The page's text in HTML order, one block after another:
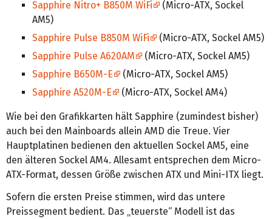
Sapphire Nitro+ B850M WiFi
(Micro-ATX, Sockel
AM5)
Sapphire Pulse B850M WiFi
(Micro-ATX, Sockel AM5)
Sapphire Pulse A620AM
(Micro-ATX, Sockel AM5)
Sapphire B650M-E
(Micro-ATX, Sockel AM5)
Sapphire A520M-E
(Micro-ATX, Sockel AM4)
Wie bei den Grafikkarten hält Sapphire (zumindest bisher)
auch bei den Mainboards allein AMD die Treue. Vier
Hauptplatinen bedienen den aktuellen Sockel AM5, eine
den älteren Sockel AM4. Allesamt entsprechen dem Micro-
ATX-Format, dessen Größe zwischen ATX und Mini-ITX liegt.
Sofern die ersten Preise stimmen, wird das untere
Preissegment bedient. Das „teuerste“ Modell ist das